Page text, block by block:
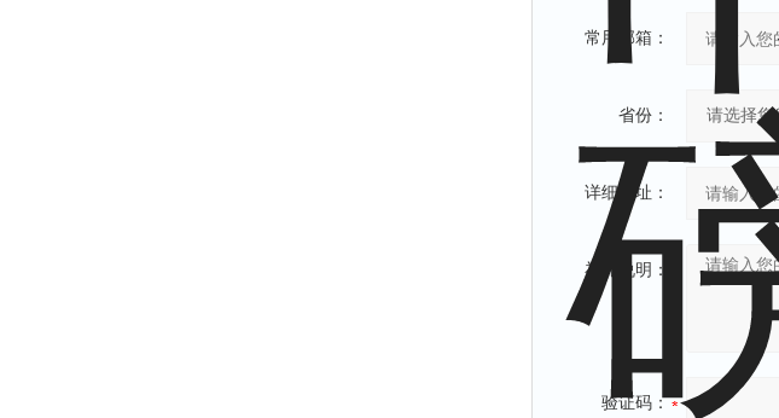
常用邮箱：
省份：
详细地址：
补充说明：
验证码：